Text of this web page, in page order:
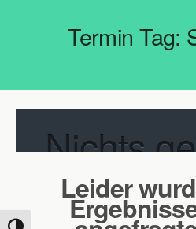
Termin Tag:
Nichts
Leider